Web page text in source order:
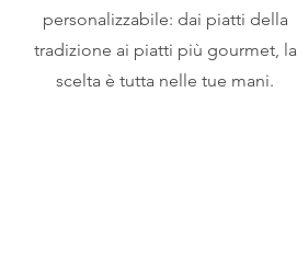
personalizzabile: dai piatti della
tradizione ai piatti più gourmet, la
scelta è tutta nelle tue mani.